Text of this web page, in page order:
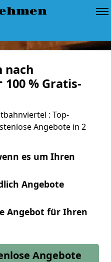
nach
% Gratis-
: Top-
Angebote in 2
es um Ihren
Angebote
Angebot für Ihren
Angebote